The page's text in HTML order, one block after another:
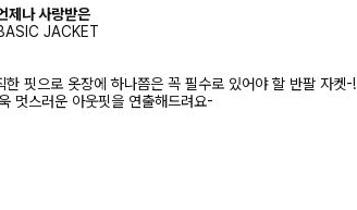
제나 사랑받은
JACKET
한 핏으로 옷장에 하나쯤은 꼭 필수로 있어야 할 반팔 자켓-!
멋스러운 아웃핏을 연출해드려요-